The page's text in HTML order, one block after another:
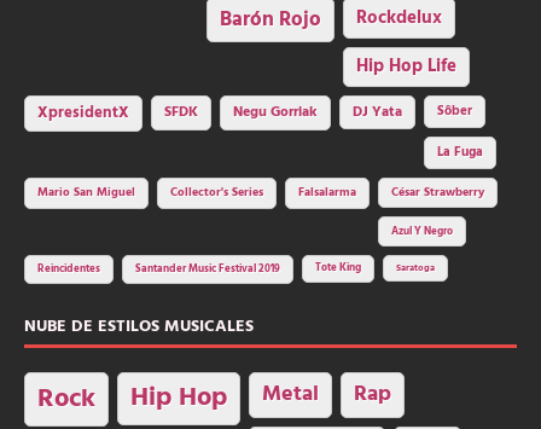
Barón Rojo Rockdelux
Hip Hop Life
XpresidentX SFDK Negu Gorriak DJ Yata
Sôber
La Fuga
Mario San Miguel
Collector's Series Falsalarma César Strawberry
Azul Y Negro
Reincidentes Santander Music Festival 2019 Tote King Saratoga
NUBE DE ESTILOS MUSICALES
Rock Hip Hop Metal Rap